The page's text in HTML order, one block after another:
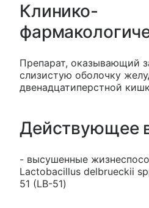
Клинико-
Препарат, оказывающий
слизистую оболочку
двенадцатиперстной
Действующее
- высушенные
Lactobacillus delbrueckii
51 (LB-51)